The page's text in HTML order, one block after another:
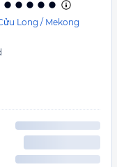
Long / Mekong